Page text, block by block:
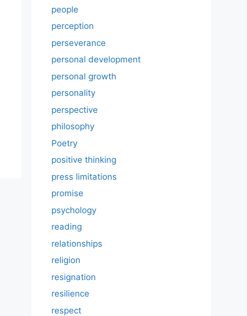
people
perception
perseverance
personal development
personal growth
personality
perspective
philosophy
Poetry
positive thinking
press limitations
promise
psychology
reading
relationships
religion
resignation
resilience
respect